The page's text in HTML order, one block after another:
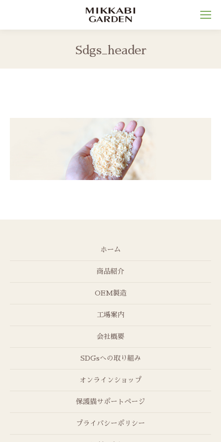
Sdgs_header
You are here:
ホーム
商品紹介
OEM製造
工場案内
会社概要
SDGsへの取り組み
オンラインショップ
保護猫サポートページ
プライバシーポリシー